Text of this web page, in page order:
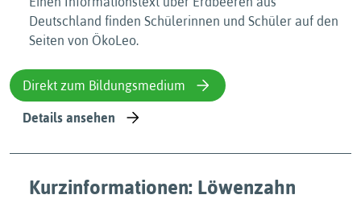
Deutschland finden Schülerinnen und Schüler auf den
Seiten von ÖkoLeo.
Direkt zum Bildungsmedium
Details ansehen
Kurzinformationen: Löwenzahn